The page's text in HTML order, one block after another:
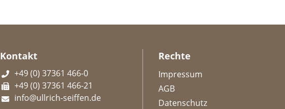
Kontakt
+49 (0) 37361 466-0
+49 (0) 37361 466-21
info@ullrich-seiffen.de
Rechte
Impressum
AGB
Datenschutz